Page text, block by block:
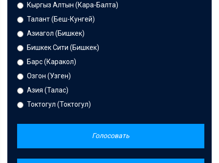
Кыргыз Алтын (Кара-Балта)
Талант (Беш-Кунгей)
Азиагол (Бишкек)
Бишкек Сити (Бишкек)
Барс (Каракол)
Озгон (Узген)
Азия (Талас)
Токтогул (Токтогул)
Голосовать